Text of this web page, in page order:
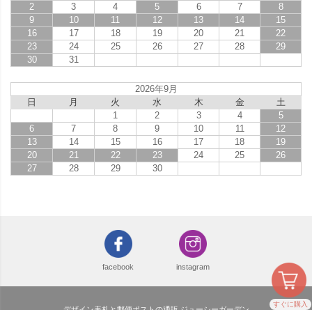
すぐに購入
2
3 4 5 6 7
8
9
10 11 12 13 14
15
16
17 18 19 20 21
22
23
24 25 26 27 28
29
30
31
2026年9月
日
月 火 水 木 金
土
1
2 3 4
5
6
7 8 9 10 11
12
13
14 15 16 17 18
19
20
21 22 23 24 25
26
27
28 29 30
facebook instagram